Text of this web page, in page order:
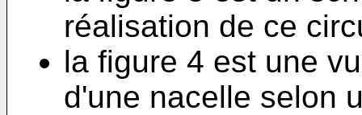
réalisation de ce
la figure 4 est une
d'une nacelle selon